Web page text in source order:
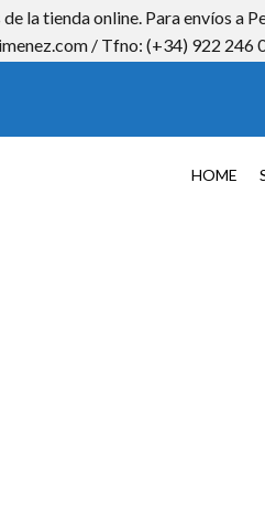
la tienda online. Para envíos
/ Tfno: (+34) 922 246
HOME